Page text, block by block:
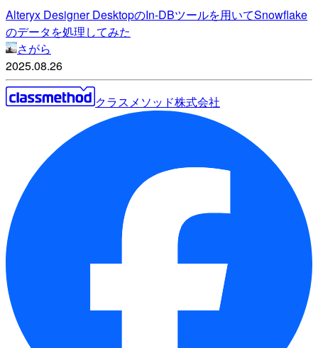
Alteryx Designer DesktopのIn-DBツールを用いてSnowflake
のデータを処理してみた
さがら
2025.08.26
クラスメソッド株式会社